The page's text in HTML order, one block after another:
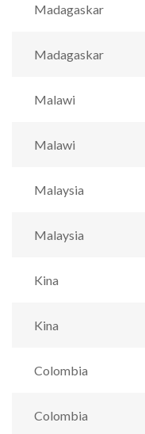
Madagaskar
Madagaskar
Malawi
Malawi
Malaysia
Malaysia
Kina
Kina
Colombia
Colombia